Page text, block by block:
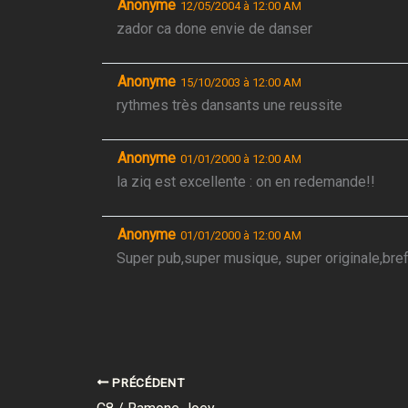
Anonyme 12/05/2004 à 12:00 AM
zador ca done envie de danser
Anonyme 15/10/2003 à 12:00 AM
rythmes très dansants une reussite
Anonyme 01/01/2000 à 12:00 AM
la ziq est excellente : on en redemande!!
Anonyme 01/01/2000 à 12:00 AM
Super pub,super musique, super
PRÉCÉDENT